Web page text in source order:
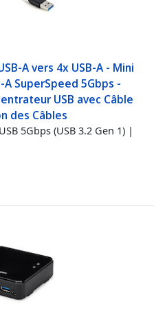
A vers 4x USB-A - Mini
A SuperSpeed 5Gbps -
USB avec Câble
des Câbles
5Gbps (USB 3.2 Gen 1) |